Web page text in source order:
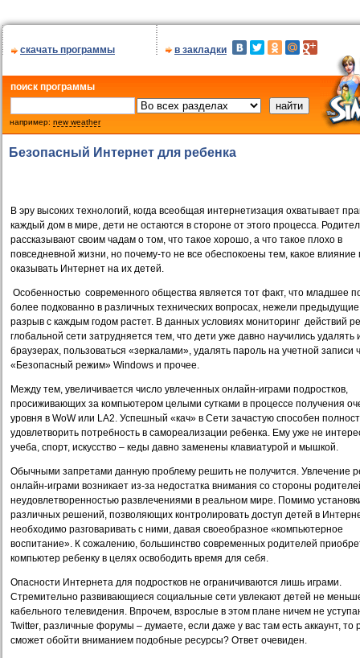
скачать программы в закладки
поиск программы
например: new weather
Безопасный Интернет для ребенка
В эру высоких технологий, когда всеобщая интернетизация охватывает
каждый дом в мире, дети не остаются в стороне от этого процесса.
рассказывают своим чадам о том, что такое хорошо, а что такое плохо в
повседневной жизни, но почему-то не все обеспокоены тем, какое влияние
оказывать Интернет на их детей.
Особенностью современного общества является тот факт, что младшее
более подкованно в различных технических вопросах, нежели
разрыв с каждым годом растет. В данных условиях мониторинг действий
глобальной сети затрудняется тем, что дети уже давно научились удалять
браузерах, пользоваться «зеркалами», удалять пароль на учетной записи
«Безопасный режим» Windows и прочее.
Между тем, увеличивается число увлеченных онлайн-играми подростков,
просиживающих за компьютером целыми сутками в процессе получения
уровня в WoWили LA2. Успешный «кач» в Сети зачастую способен
удовлетворить потребность в самореализации ребенка. Ему уже не
учеба, спорт, искусство – кеды давно заменены клавиатурой и мышкой.
Обычными запретами данную проблему решить не получится. Увлечение
онлайн-играми возникает из-за недостатка внимания со стороны
неудовлетворенностью развлечениями в реальном мире. Помимо
различных решений, позволяющих контролировать доступ детей в
необходимо разговаривать с ними, давая своеобразное «компьютерное
воспитание». К сожалению, большинство современных родителей
компьютер ребенку в целях освободить время для себя.
Опасности Интернета для подростков не ограничиваются лишь играми.
Стремительно развивающиеся социальные сети увлекают детей не
кабельного телевидения. Впрочем, взрослые в этом плане ничем не
Twitter, различные форумы – думаете, если даже у вас там есть аккаунт, то
сможет обойти вниманием подобные ресурсы? Ответ очевиден.